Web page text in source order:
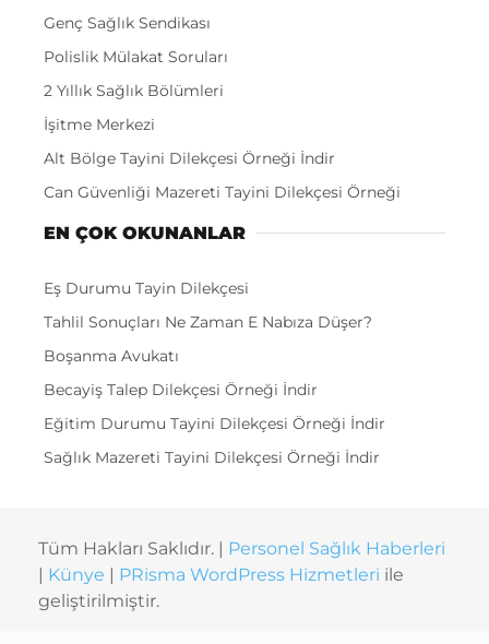
Genç Sağlık Sendikası
Polislik Mülakat Soruları
2 Yıllık Sağlık Bölümleri
İşitme Merkezi
Alt Bölge Tayini Dilekçesi Örneği İndir
Can Güvenliği Mazereti Tayini Dilekçesi Örneği
EN ÇOK OKUNANLAR
Eş Durumu Tayin Dilekçesi
Tahlil Sonuçları Ne Zaman E Nabıza Düşer?
Boşanma Avukatı
Becayiş Talep Dilekçesi Örneği İndir
Eğitim Durumu Tayini Dilekçesi Örneği İndir
Sağlık Mazereti Tayini Dilekçesi Örneği İndir
Tüm Hakları Saklıdır. | Personel Sağlık Haberleri
| Künye | PRisma WordPress Hizmetleri ile
geliştirilmiştir.